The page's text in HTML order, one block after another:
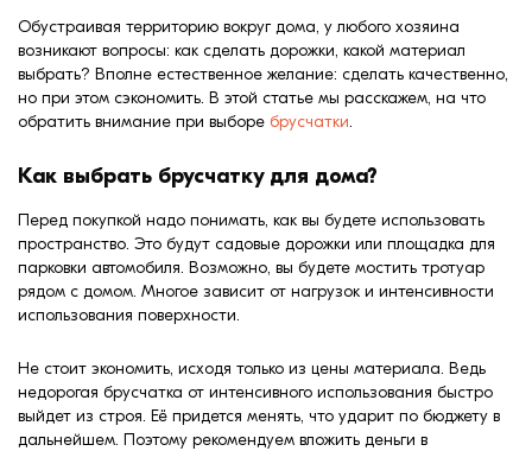
Клинкерная плитка
Ступени, крыльцо
смеси
Обустраивая территорию вокруг дома, у любого хозяина
возникают вопросы: как сделать дорожки, какой материал
выбрать? Вполне естественное желание: сделать качественно,
но при этом сэкономить. В этой статье мы расскажем, на что
обратить внимание при выборе брусчатки.
Как выбрать брусчатку для дома?
Перед покупкой надо понимать, как вы будете использовать
пространство. Это будут садовые дорожки или площадка для
парковки автомобиля. Возможно, вы будете мостить тротуар
рядом с домом. Многое зависит от нагрузок и интенсивности
использования поверхности.
Не стоит экономить, исходя только из цены материала. Ведь
недорогая брусчатка от интенсивного использования быстро
выйдет из строя. Её придется менять, что ударит по бюджету в
дальнейшем. Поэтому рекомендуем вложить деньги в